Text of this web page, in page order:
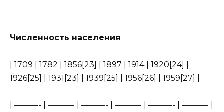
Численность населения
| 1709 | 1782 | 1856[23] | 1897 | 1914 | 1920[24] |
1926[25] | 1931[23] | 1939[25] | 1956[26] | 1959[27] |
| ———- | ———- | ———- | ———- | ———- | ———- |